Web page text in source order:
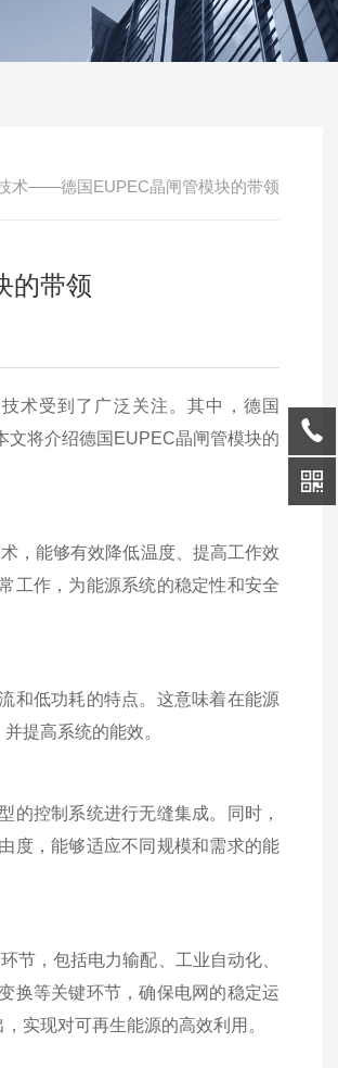
术——德国EUPEC晶闸管模块的带领
的带领
术受到了广泛关注。其中，德国
文将介绍德国EUPEC晶闸管模块的
，能够有效降低温度、提高工作效
工作，为能源系统的稳定性和安全
低功耗的特点。这意味着在能源
提高系统的能效。
控制系统进行无缝集成。同时，
度，能够适应不同规模和需求的能
，包括电力输配、工业自动化、
换等关键环节，确保电网的稳定运
实现对可再生能源的高效利用。